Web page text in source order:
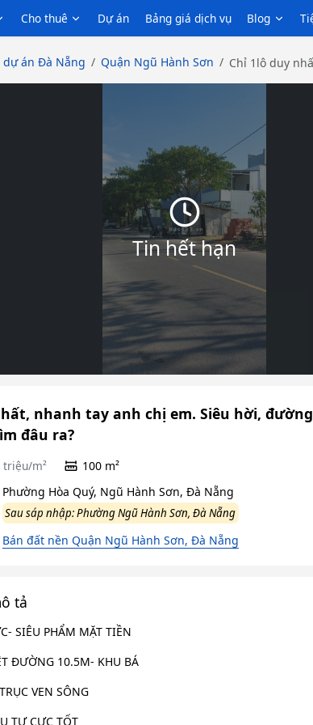
Cho thuê Dự án Bảng giá dịch vụ Blog
dự án Đà Nẵng Quận Ngũ Hành Sơn Chỉ 1lô duy
Tin hết hạn
nhanh tay anh chị em. Siêu hời,
đâu ra?
triệu/m² 100 m²
Phường Hòa Quý, Ngũ Hành Sơn, Đà Nẵng
Sau sáp nhập: Phường Ngũ Hành Sơn, Đà Nẵng
Bán đất nền Quận Ngũ Hành Sơn, Đà Nẵng
tả
SIÊU PHẨM MẶT TIỀN
ĐƯỜNG 10.5M- KHU BÁ
VEN SÔNG
TƯ CỰC TỐT